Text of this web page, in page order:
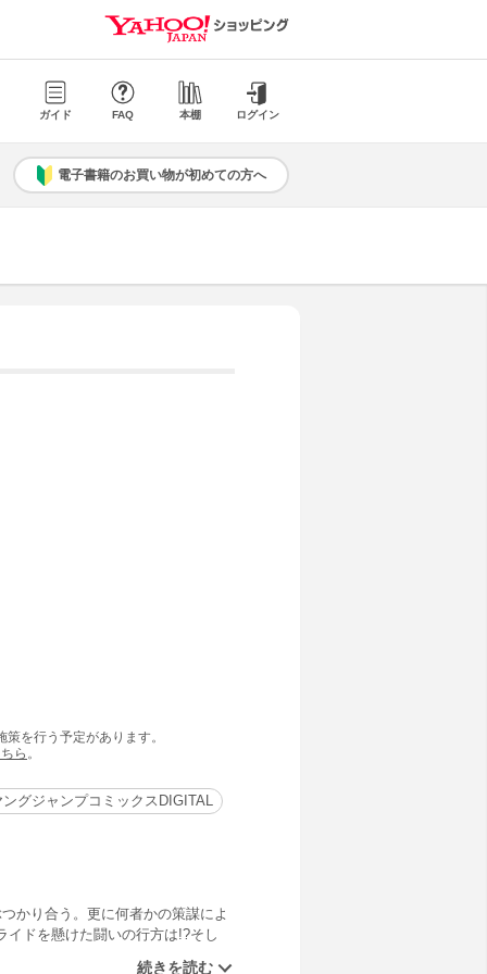
ガイド FAQ 本棚 ログイン
電子書籍のお買い物が初めての方へ
を行う予定があります。
ら 。
ングジャンプコミックスDIGITAL
かり合う。更に何者かの策謀によ
ドを懸けた闘いの行方は!?そし